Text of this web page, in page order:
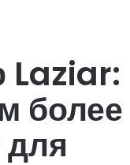
Laziar:
более